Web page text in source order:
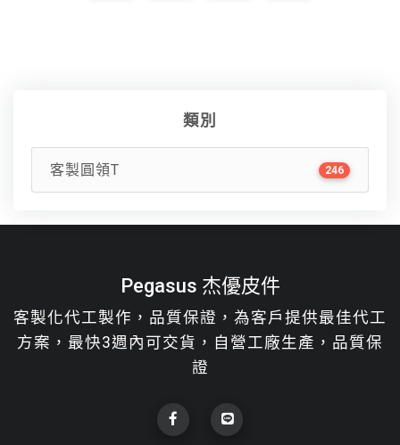
類別
客製圓領T 246
Pegasus 杰優皮件
客製化代工製作，品質保證，為客戶提供最佳代工
方案，最快3週內可交貨，自營工廠生產，品質保
證